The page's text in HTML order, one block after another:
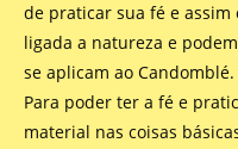
de praticar sua fé e assim
ligada a natureza e
se aplicam ao Candomblé.
Para poder ter a fé e
material nas coisas